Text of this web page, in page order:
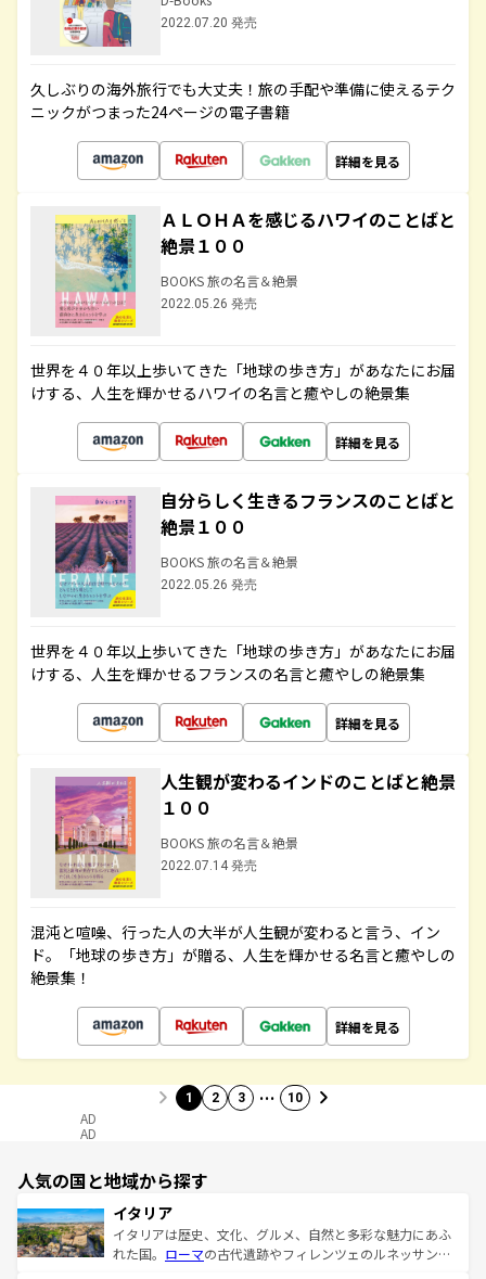
2022.07.20 発売
久しぶりの海外旅行でも大丈夫！旅の手配や準備に使えるテク
ニックがつまった24ページの電子書籍
詳細を見る
ＡＬＯＨＡを感じるハワイのことばと
絶景１００
BOOKS 旅の名言＆絶景
2022.05.26 発売
世界を４０年以上歩いてきた「地球の歩き方」があなたにお届
けする、人生を輝かせるハワイの名言と癒やしの絶景集
詳細を見る
自分らしく生きるフランスのことばと
絶景１００
BOOKS 旅の名言＆絶景
2022.05.26 発売
世界を４０年以上歩いてきた「地球の歩き方」があなたにお届
けする、人生を輝かせるフランスの名言と癒やしの絶景集
詳細を見る
人生観が変わるインドのことばと絶景
１００
BOOKS 旅の名言＆絶景
2022.07.14 発売
混沌と喧噪、行った人の大半が人生観が変わると言う、イン
ド。「地球の歩き方」が贈る、人生を輝かせる名言と癒やしの
絶景集！
詳細を見る
1 2 3 … 10
AD
AD
人気の国と地域から探す
イタリア
イタリアは歴史、文化、グルメ、自然と多彩な魅力にあふ
れた国。 ローマの古代遺跡やフィレンツェのルネッサンス